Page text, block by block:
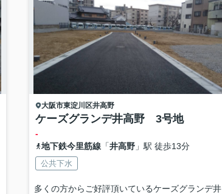
大阪市東淀川区井高野
ケーズグランデ井高野 3号地
-
地下鉄今里筋線「井高野」駅 徒歩13分
公共下水
多くの方からご好評頂いているケーズグランデ井